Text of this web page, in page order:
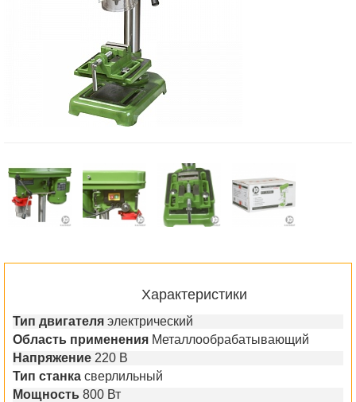
Характеристики
Тип двигателя электрический
Область применения Металлообрабатывающий
Напряжение 220 В
Тип станка сверлильный
Мощность 800 Вт